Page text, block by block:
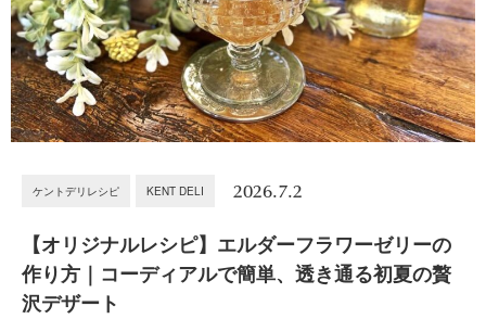
ケントデリレシピ KENT DELI 2026.7.2
【オリジナルレシピ】エルダーフラワーゼリーの
作り方｜コーディアルで簡単、透き通る初夏の贅
沢デザート